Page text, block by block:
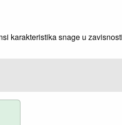
karakteristika snage u